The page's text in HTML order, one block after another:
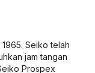
Seiko telah
jam tangan
Prospex